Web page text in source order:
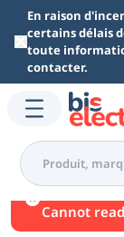
Aller au contenu
En raison
certains délais
toute
contacter.
Une
Cannot